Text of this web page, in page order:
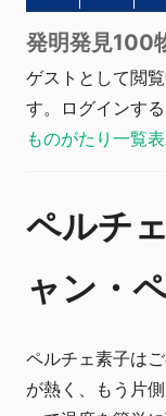
発明発見100
ゲストとして閲
す。ログインす
ものがたり一覧
ペルチ
ャン・
ペルチェ素子は
が熱く、もう片